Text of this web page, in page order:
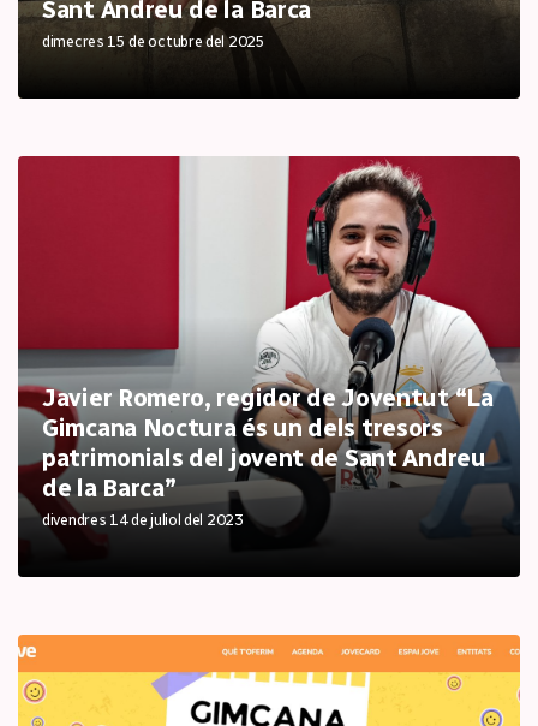
Sant Andreu de la Barca
dimecres 15 de octubre del 2025
Javier Romero, regidor de Joventut “La
Gimcana Noctura és un dels tresors
patrimonials del jovent de Sant Andreu
de la Barca”
divendres 14 de juliol del 2023